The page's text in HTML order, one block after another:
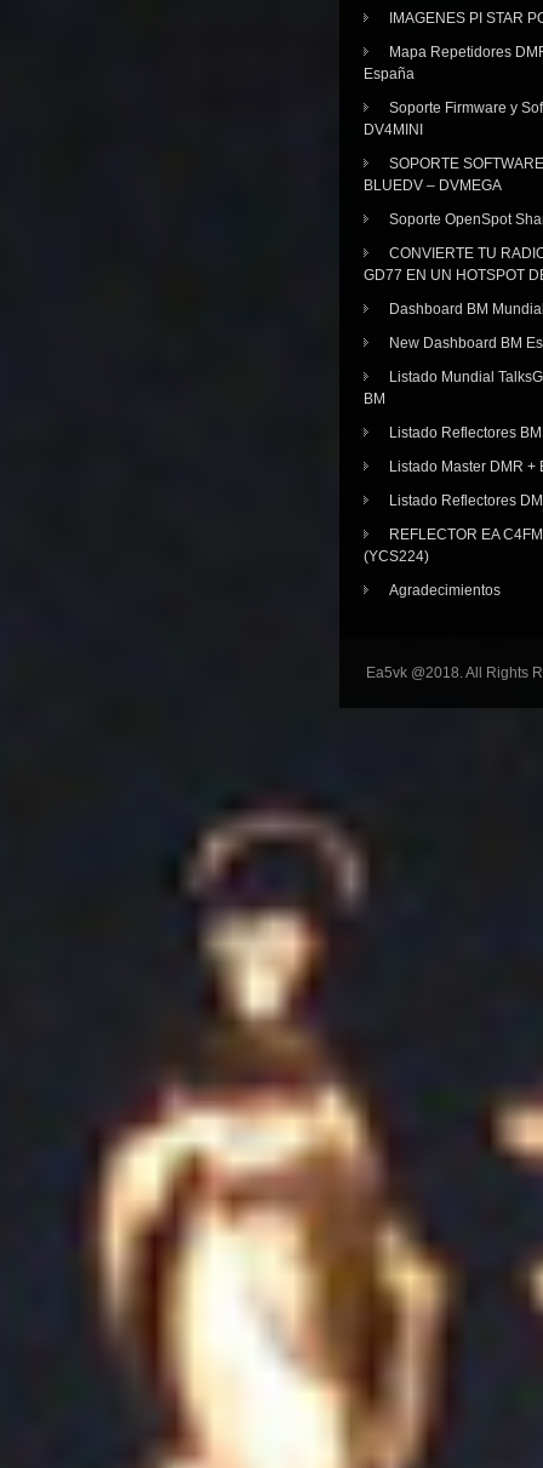
IMAGENES PI STAR
Mapa Repetidores
España
Soporte Firmware y
DV4MINI
SOPORTE SOFTWARE
BLUEDV – DVMEGA
Soporte OpenSpot
CONVIERTE TU
GD77 EN UN HOTSPOT
Dashboard BM
New Dashboard BM
Listado Mundial
BM
Listado Reflectores BM
Listado Master DMR +
Listado Reflectores
REFLECTOR EA
(YCS224)
Agradecimientos
Ea5vk @2018. All Rights